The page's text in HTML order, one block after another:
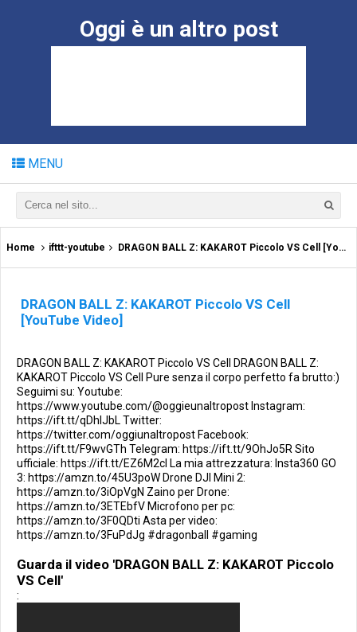
Oggi è un altro post
MENU
Home ifttt-youtube DRAGON BALL Z: KAKAROT Piccolo VS Cell [YouTube Video]
DRAGON BALL Z: KAKAROT Piccolo VS Cell
[YouTube Video]
DRAGON BALL Z: KAKAROT Piccolo VS Cell DRAGON BALL Z:
KAKAROT Piccolo VS Cell Pure senza il corpo perfetto fa brutto:)
Seguimi su: Youtube:
https://www.youtube.com/@oggieunaltropost Instagram:
https://ift.tt/qDhIJbL Twitter:
https://twitter.com/oggiunaltropost Facebook:
https://ift.tt/F9wvGTh Telegram: https://ift.tt/9OhJo5R Sito
ufficiale: https://ift.tt/EZ6M2cI La mia attrezzatura: Insta360 GO
3: https://amzn.to/45U3poW Drone DJI Mini 2:
https://amzn.to/3iOpVgN Zaino per Drone:
https://amzn.to/3ETEbfV Microfono per pc:
https://amzn.to/3F0QDti Asta per video:
https://amzn.to/3FuPdJg #dragonball #gaming
Guarda il video 'DRAGON BALL Z: KAKAROT Piccolo
VS Cell'
: